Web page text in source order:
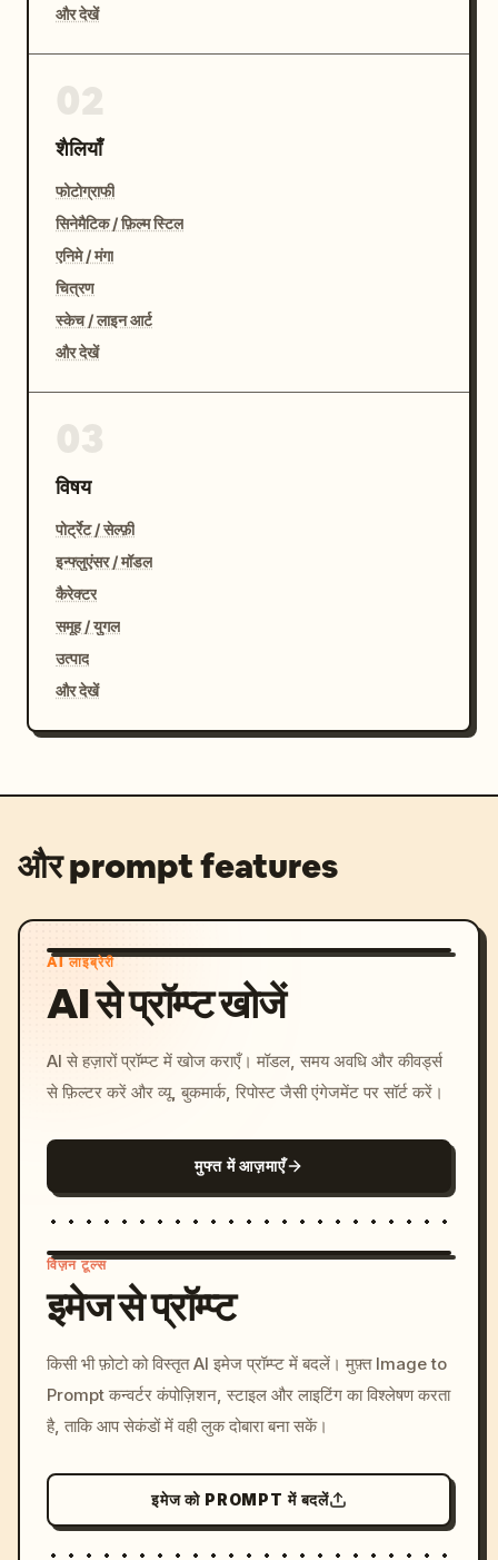
और देखें
शैलियाँ
फोटोग्राफी
सिनेमैटिक / फ़िल्म स्टिल
एनिमे / मंगा
चित्रण
स्केच / लाइन आर्ट
और देखें
विषय
पोर्ट्रेट / सेल्फ़ी
इन्फ्लुएंसर / मॉडल
कैरेक्टर
समूह / युगल
उत्पाद
और देखें
और prompt features
AI लाइब्रेरी
AI से प्रॉम्प्ट खोजें
AI से हज़ारों प्रॉम्प्ट में खोज कराएँ। मॉडल, समय अवधि और कीवर्ड्स
से फ़िल्टर करें और व्यू, बुकमार्क, रिपोस्ट जैसी एंगेजमेंट पर सॉर्ट करें।
मुफ्त में आज़माएँ
c, cyberpunk sunset, neon
colors, 8k --v 6.0
विज़न टूल्स
इमेज से प्रॉम्प्ट
किसी भी फ़ोटो को विस्तृत AI इमेज प्रॉम्प्ट में बदलें। मुफ़्त Image to
Prompt कन्वर्टर कंपोज़िशन, स्टाइल और लाइटिंग का विश्लेषण करता
है, ताकि आप सेकंडों में वही लुक दोबारा बना सकें।
इमेज को PROMPT में बदलें